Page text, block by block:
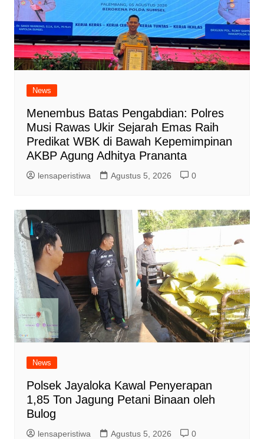
News
Menembus Batas Pengabdian: Polres
Musi Rawas Ukir Sejarah Emas Raih
Predikat WBK di Bawah Kepemimpinan
AKBP Agung Adhitya Prananta
lensaperistiwa Agustus 5, 2026 0
News
Polsek Jayaloka Kawal Penyerapan
1,85 Ton Jagung Petani Binaan oleh
Bulog
lensaperistiwa Agustus 5, 2026 0